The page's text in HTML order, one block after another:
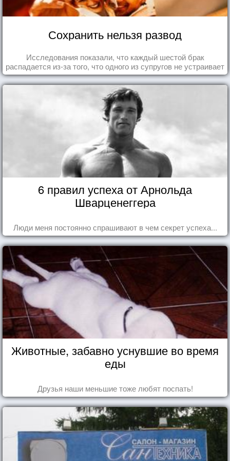
И зверя нет страшней, чем человек!
Сохранить нельзя развод
Исследования показали, что каждый шестой брак
распадается из-за того, что одного из супругов не устраивает
та роль, которая выпала ему в семье.
6 правил успеха от Арнольда
Шварценеггера
Люди меня постоянно спрашивают в чем секрет успеха...
Животные, забавно уснувшие во время
еды
Друзья наши меньшие тоже любят поспать!